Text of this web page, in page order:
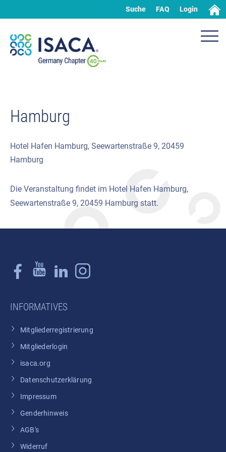
Suche FAQ Login
Hamburg
Hotel Hafen Hamburg, Seewartenstraße 9, 20459
Hamburg
Die Veranstaltung findet im Hotel Hafen Hamburg,
Seewartenstraße 9, 20459 Hamburg statt.
INFORMATIVES
Mitgliederregistrierung
Mitgliederlogin
isaca.org
Datenschutzerklärung
Impressum
Genderhinweis
AGB's
Widerruf